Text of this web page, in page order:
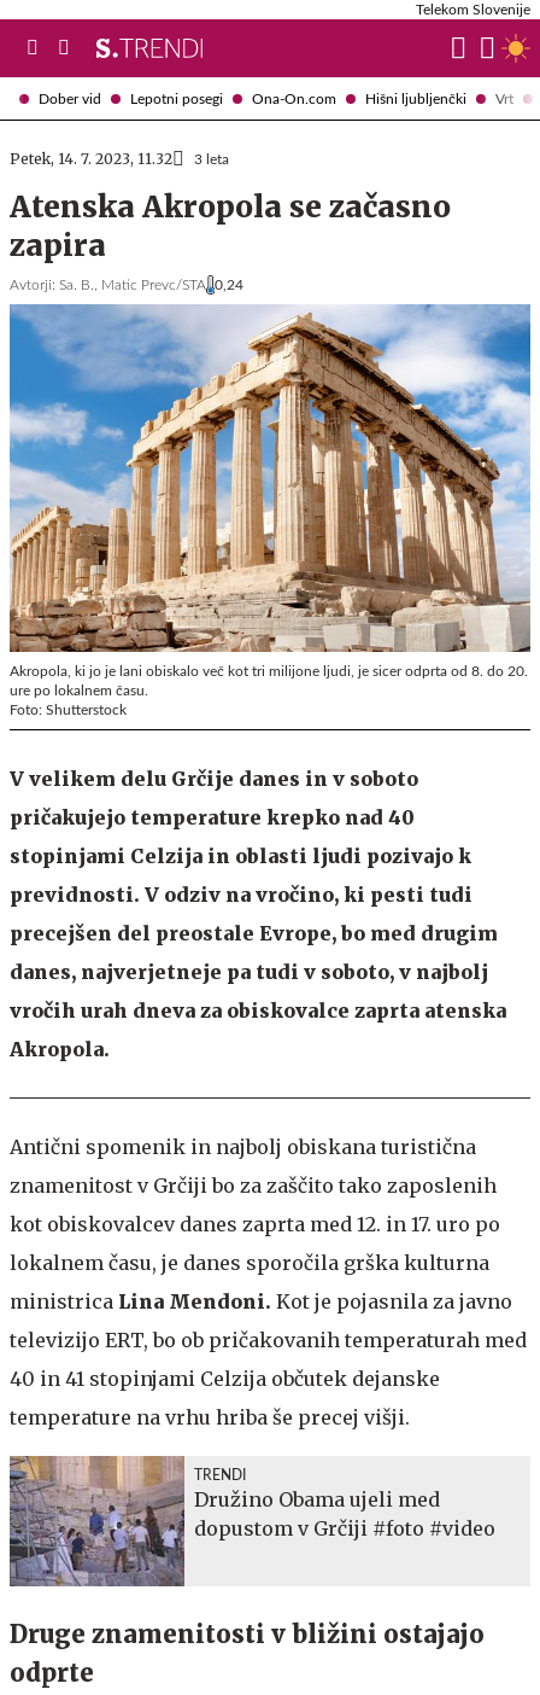
Dober vid Lepotni posegi Ona-On.com Hišni ljubljenčki Vrt
Telekom Slovenije
Petek, 14. 7. 2023, 11.32 3 leta
Atenska Akropola se začasno
zapira
Avtorji: Sa. B., Matic Prevc/STA 0,24
Akropola, ki jo je lani obiskalo več kot tri milijone ljudi, je sicer odprta od 8. do 20.
ure po lokalnem času.
Foto: Shutterstock
V velikem delu Grčije danes in v soboto
pričakujejo temperature krepko nad 40
stopinjami Celzija in oblasti ljudi pozivajo k
previdnosti. V odziv na vročino, ki pesti tudi
precejšen del preostale Evrope, bo med drugim
danes, najverjetneje pa tudi v soboto, v najbolj
vročih urah dneva za obiskovalce zaprta atenska
Akropola.
Antični spomenik in najbolj obiskana turistična
znamenitost v Grčiji bo za zaščito tako zaposlenih
kot obiskovalcev danes zaprta med 12. in 17. uro po
lokalnem času, je danes sporočila grška kulturna
ministrica Lina Mendoni. Kot je pojasnila za javno
televizijo ERT, bo ob pričakovanih temperaturah med
40 in 41 stopinjami Celzija občutek dejanske
temperature na vrhu hriba še precej višji.
TRENDI
Družino Obama ujeli med
dopustom v Grčiji #foto #video
Druge znamenitosti v bližini ostajajo
odprte